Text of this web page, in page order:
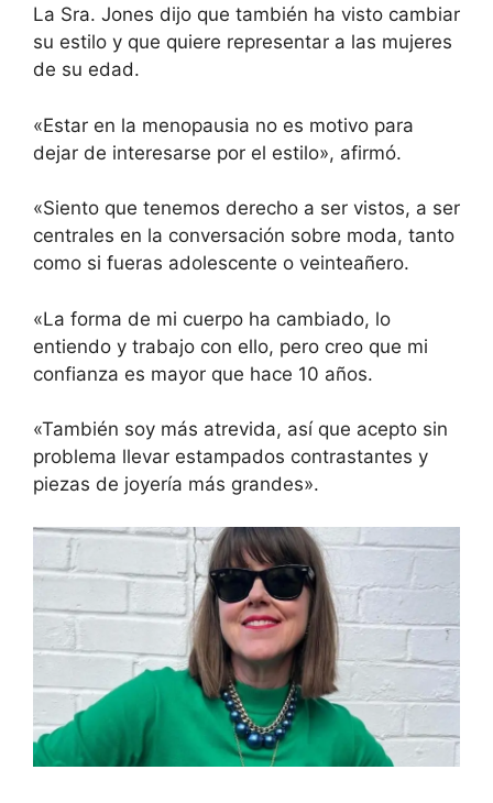
La Sra. Jones dijo que también ha visto cambiar
su estilo y que quiere representar a las mujeres
de su edad.
«Estar en la menopausia no es motivo para
dejar de interesarse por el estilo», afirmó.
«Siento que tenemos derecho a ser vistos, a ser
centrales en la conversación sobre moda, tanto
como si fueras adolescente o veinteañero.
«La forma de mi cuerpo ha cambiado, lo
entiendo y trabajo con ello, pero creo que mi
confianza es mayor que hace 10 años.
«También soy más atrevida, así que acepto sin
problema llevar estampados contrastantes y
piezas de joyería más grandes».